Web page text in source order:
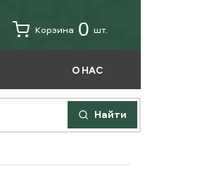
Корзина 0 шт.
О НАС
Найти